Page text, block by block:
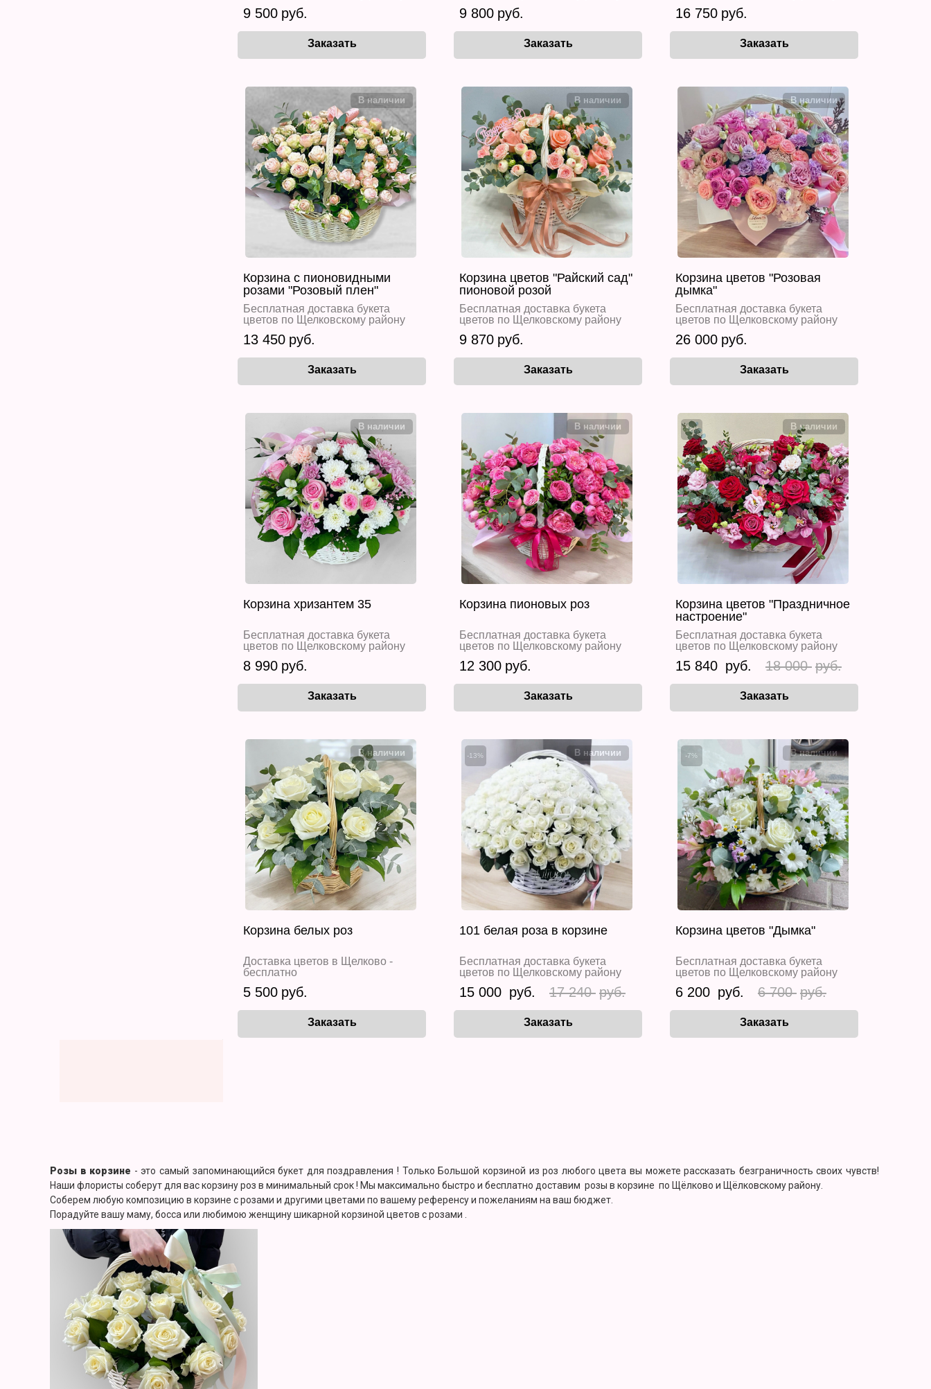
9 500 9 800 16 750
Корзина с пионовидными
розами "Розовый плен"
Бесплатная доставка букета
цветов по Щелковскому району
13 450
Корзина цветов "Райский сад"
пионовой розой
Бесплатная доставка букета
цветов по Щелковскому району
9 870
Корзина цветов "Розовая
дымка"
Бесплатная доставка букета
цветов по Щелковскому району
26 000
Корзина хризантем 35
Бесплатная доставка букета
цветов по Щелковскому району
8 990
Корзина пионовых роз
Бесплатная доставка букета
цветов по Щелковскому району
12 300
-12%
Корзина цветов "Праздничное
настроение"
Бесплатная доставка букета
цветов по Щелковскому району
15 840 18 000
Корзина белых роз
Доставка цветов в Щелково -
бесплатно
5 500
-13%
101 белая роза в корзине
Бесплатная доставка букета
цветов по Щелковскому району
15 000 17 240
-7%
Корзина цветов "Дымка"
Бесплатная доставка букета
цветов по Щелковскому району
6 200 6 700
Розы в корзине - это самый запоминающийся букет для поздравления ! Только Большой корзиной из роз любого цвета вы можете рассказать безграничность своих чувств!
Наши флористы соберут для вас корзину роз в минимальный срок ! Мы максимально быстро и бесплатно доставим розы в корзине по Щёлково и Щёлковскому району.
Соберем любую композицию в корзине с розами и другими цветами по вашему референсу и пожеланиям на ваш бюджет.
Порадуйте вашу маму, босса или любимою женщину шикарной корзиной цветов с розами .